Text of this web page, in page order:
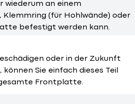
wiederum an einem
Klemmring (für Hohlwände) oder
befestigt werden kann.
oder in der Zukunft
Sie einfach dieses Teil
Frontplatte.